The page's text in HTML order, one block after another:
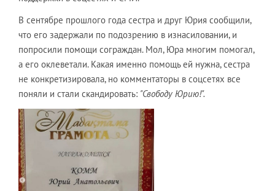
В сентябре прошлого года сестра и друг Юрия сообщили,
что его задержали по подозрению в изнасиловании, и
попросили помощи сограждан. Мол, Юра многим помогал,
а его оклеветали. Какая именно помощь ей нужна, сестра
не конкретизировала, но комментаторы в соцсетях все
поняли и стали скандировать: "Свободу Юрию!".